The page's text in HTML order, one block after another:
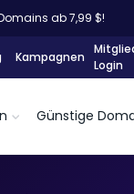
ab 7,99 $!
Kampagnen
Login
Günstige